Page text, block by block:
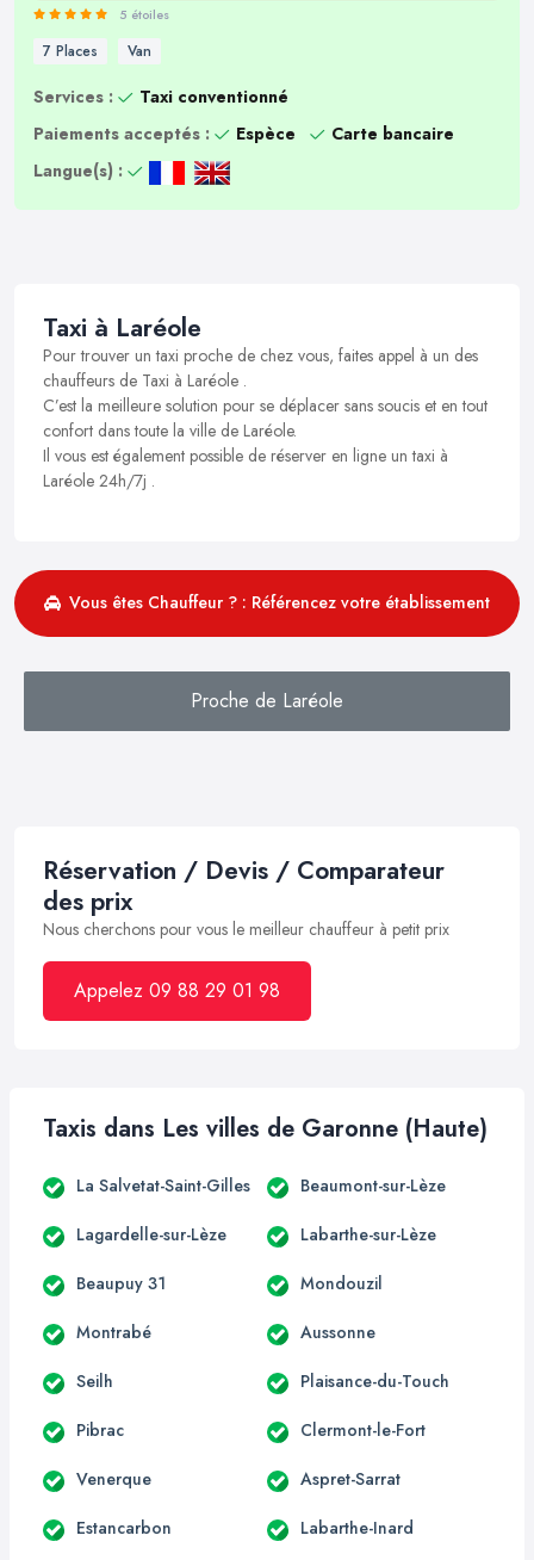
5 étoiles
7 Places Van
Services :
Taxi conventionné
Paiements acceptés :
Espèce
Carte bancaire
Langue(s) :
Taxi à Laréole
Pour trouver un taxi proche de chez vous, faites appel à un des
chauffeurs de Taxi à Laréole .
C’est la meilleure solution pour se déplacer sans soucis et en tout
confort dans toute la ville de Laréole.
Il vous est également possible de réserver en ligne un taxi à
Laréole 24h/7j .
Vous êtes Chauffeur ? : Référencez votre établissement
Proche de Laréole
Réservation / Devis / Comparateur
des prix
Nous cherchons pour vous le meilleur chauffeur à petit prix
Appelez 09 88 29 01 98
Taxis dans Les villes de Garonne (Haute)
La Salvetat-Saint-Gilles Beaumont-sur-Lèze
Lagardelle-sur-Lèze Labarthe-sur-Lèze
Beaupuy 31 Mondouzil
Montrabé Aussonne
Seilh Plaisance-du-Touch
Pibrac Clermont-le-Fort
Venerque Aspret-Sarrat
Estancarbon Labarthe-Inard